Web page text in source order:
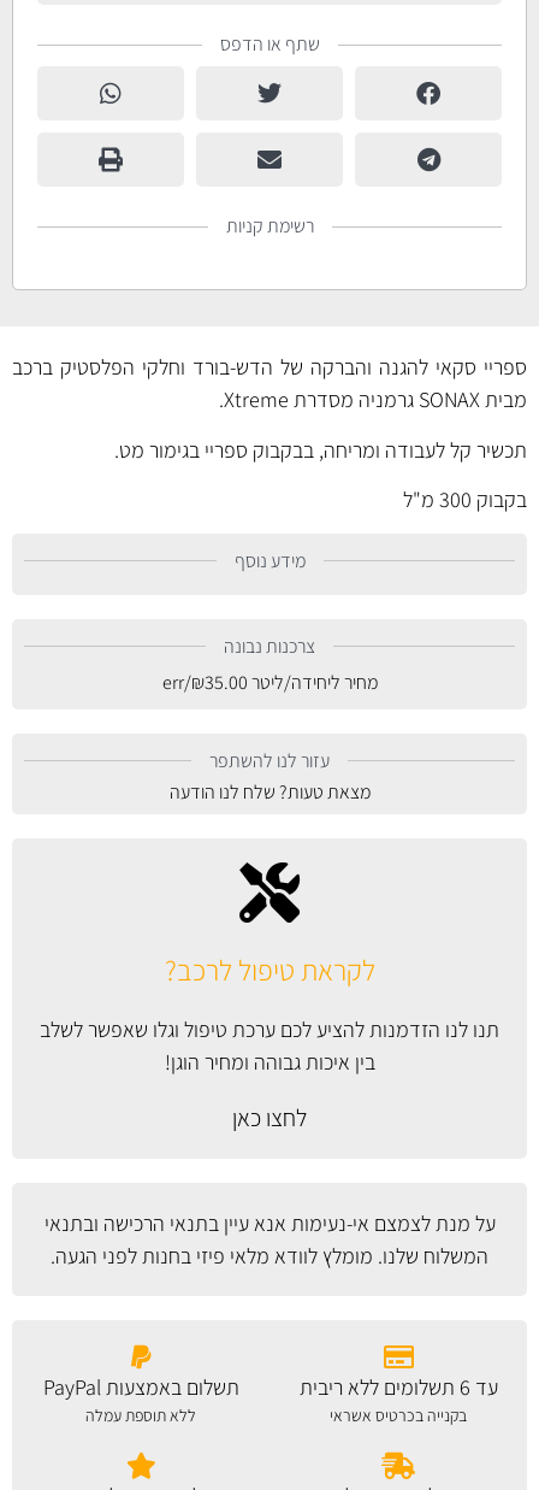
שתף או הדפס
רשימת קניות
לקראת טיפול לרכב?
תנו לנו הזדמנות להציע לכם ערכת טיפול וגלו שאפשר לשלב
בין איכות גבוהה ומחיר הוגן!
לחצו כאן
על מנת לצמצם אי-נעימות אנא עיין בתנאי הרכישה ובתנאי
המשלוח שלנו. מומלץ לוודא מלאי פיזי בחנות לפני הגעה.
ספריי סקאי להגנה והברקה של הדש-בורד וחלקי הפלסטיק ברכב
מבית SONAX גרמניה מסדרת Xtreme.
תכשיר קל לעבודה ומריחה, בבקבוק ספריי בגימור מט.
בקבוק 300 מ"ל
מידע נוסף
צרכנות נבונה
מחיר ליחידה/ליטר
₪35.00
/err
עזור לנו להשתפר
מצאת טעות? שלח לנו הודעה
עד 6 תשלומים ללא ריבית
בקנייה בכרטיס אשראי
תשלום באמצעות PayPal
ללא תוספת עמלה